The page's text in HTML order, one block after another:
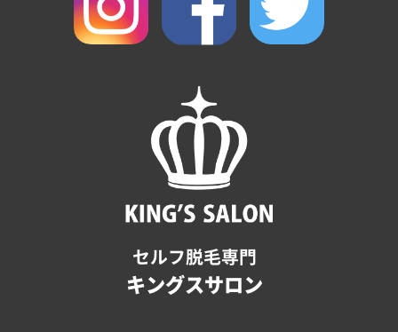
セルフ脱毛専門
キングスサロン